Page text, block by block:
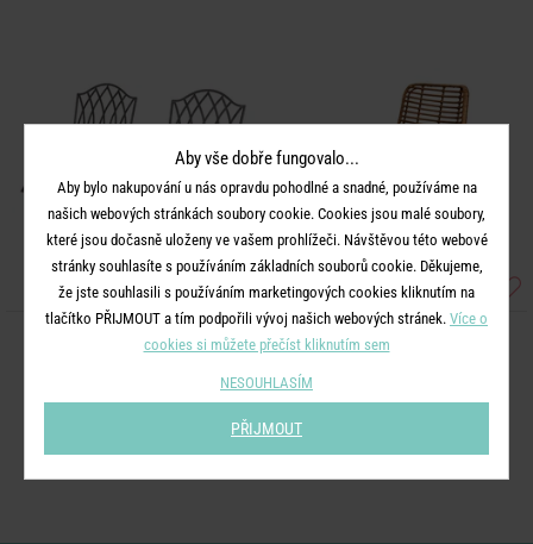
MANDALA GARDEN HACIENDA
Aby vše dobře fungovalo...
Aby bylo nakupování u nás opravdu pohodlné a snadné, používáme na
našich webových stránkách soubory cookie. Cookies jsou malé soubory,
které jsou dočasně uloženy ve vašem prohlížeči. Návštěvou této webové
stránky souhlasíte s používáním základních souborů cookie. Děkujeme,
že jste souhlasili s používáním marketingových cookies kliknutím na
tlačítko PŘIJMOUT a tím podpořili vývoj našich webových stránek. Více o
cookies si můžete přečíst kliknutím sem
NESOUHLASÍM
PŘIJMOUT